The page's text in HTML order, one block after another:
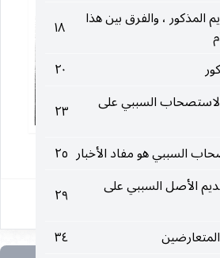
المذكور ، والفرق بين هذا
١٨
٢٠
السببي على
٢٣
السببي هو مفاد الأخبار ٢٥
الأصل السببي على
٢٩
٣٤
١